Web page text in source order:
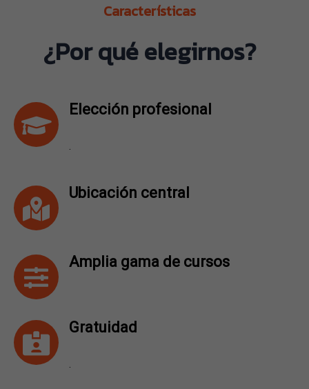
Características
¿Por qué elegirnos?
Elección profesional
.
Ubicación central
Amplia gama de cursos
Gratuidad
.